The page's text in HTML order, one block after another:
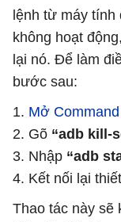
lệnh từ máy tính
không hoạt
lại nó. Để làm
bước sau:
1. Mở
2. Gõ “adb kill-
3. Nhập “adb
4. Kết nối lại
Thao tác này sẽ